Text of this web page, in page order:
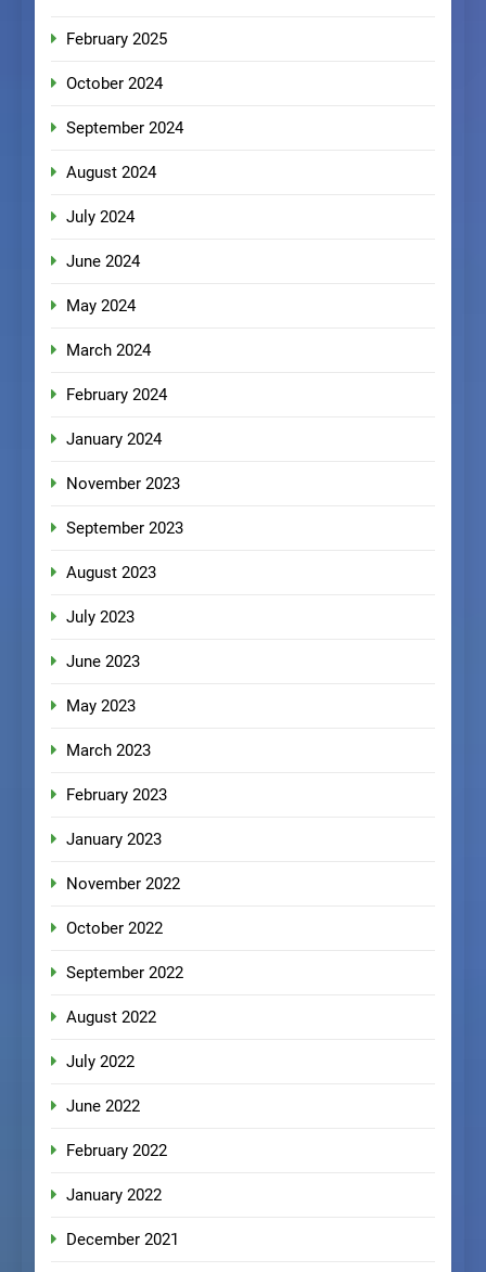
February 2025
October 2024
September 2024
August 2024
July 2024
June 2024
May 2024
March 2024
February 2024
January 2024
November 2023
September 2023
August 2023
July 2023
June 2023
May 2023
March 2023
February 2023
January 2023
November 2022
October 2022
September 2022
August 2022
July 2022
June 2022
February 2022
January 2022
December 2021